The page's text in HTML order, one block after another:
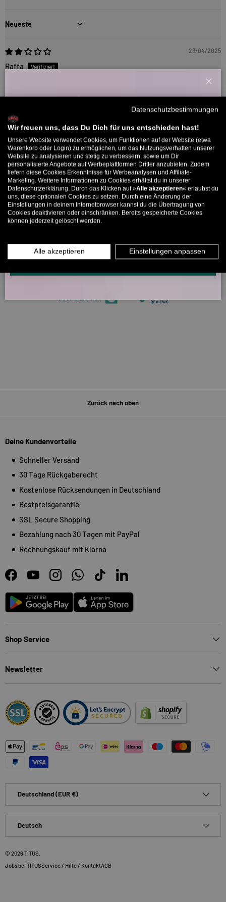
Sort by
28/04/2025
Raffa
Hoodie. Schade, denn der Preis sagt einem etwas anderes.
>>TITUSantwortete:
Hey Raffa! Lieben Dank für dein ehrliches Feedback. Wir
geben deinen Hinweis an unseren Einkauf weiter, damit dort
ggf. eine Qualitätsüberprüfung angestoßen wird.
Willkommensbonus
Willkommens-Rabattcode direkt per Mail zugeschickt.
Bis zu 11% Rabatt auf deine erste Bestellung. Aufgepasst: Du
kannst nur 1x wählen! 🤫
5% ab €80 9% ab €100 11% ab €150 🔥
E-Mail
MÄNNER
INFOS ÜBER WHATSAPP? KEIN PROBLEM!
KLICK HIER UND SCHICKE UNS DIE VORGESCHRIEBENE NACHRICHT,
Zurück nach oben
Deine Kundenvorteile
Schneller Versand
30 Tage Rückgaberecht
Kostenlose Rücksendungen in Deutschland
Bestpreisgarantie
SSL Secure Shopping
Bezahlung nach 30 Tagen mit PayPal
Rechnungskauf mit Klarna
FacebookYouTubeInstagramWhatsAppTikTokLinkedIn
Android App Store
Shop Service
Newsletter
Zahlungsmethoden
Deutschland (EUR €)
Deutsch
© 2026TITUS
Jobs bei TITUSService / Hilfe / KontaktAGB
Datenschutzbestimmungen
Wir freuen uns, dass Du Dich für uns entschieden hast!
Unsere Website verwendet Cookies, um Funktionen auf der Website (etwa
Warenkorb oder Login) zu ermöglichen, um das Nutzungsverhalten unserer
Website zu analysieren und stetig zu verbessern, sowie um Dir
personalisierte Angebote auf Werbeplattformen Dritter anzubieten. Zudem
liefern diese Cookies Erkenntnisse für Werbeanalysen und Affiliate-
Marketing. Weitere Informationen zu Cookies erhältst du in unserer
Datenschutzerklärung. Durch das Klicken auf »Alle akzeptieren« erlaubst du
uns, diese optionalen Cookies zu setzen. Durch eine Änderung der
Einstellungen in deinem Internetbrowser kannst du die Übertragung von
Cookies deaktivieren oder einschränken. Bereits gespeicherte Cookies
können jederzeit gelöscht werden.
Alle akzeptieren Einstellungen anpassen